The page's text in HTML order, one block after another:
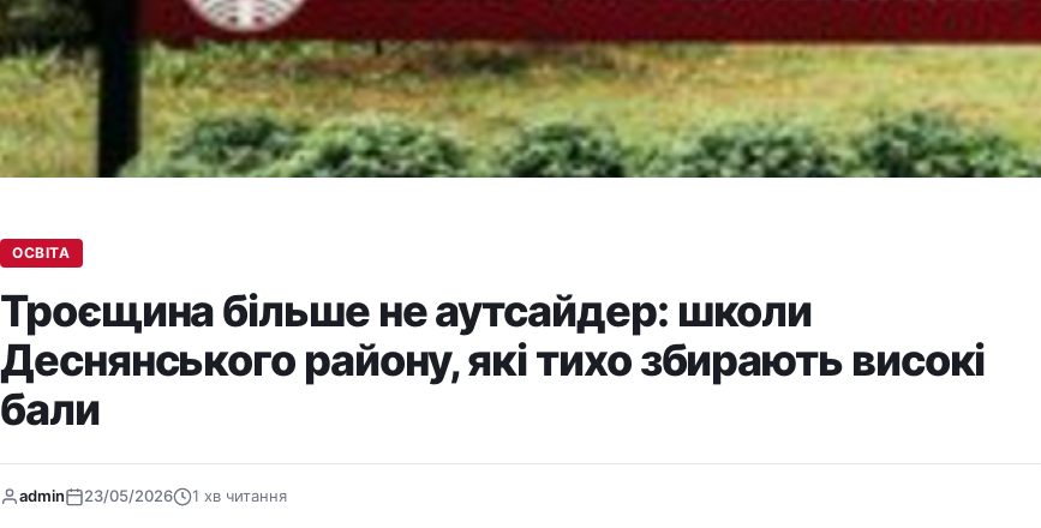
ОСВІТА
Троєщина більше не аутсайдер: школи
Деснянського району, які тихо збирають високі
бали
admin 23/05/2026 1 хв читання